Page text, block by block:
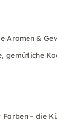
Aromen &
gemütliche
– die